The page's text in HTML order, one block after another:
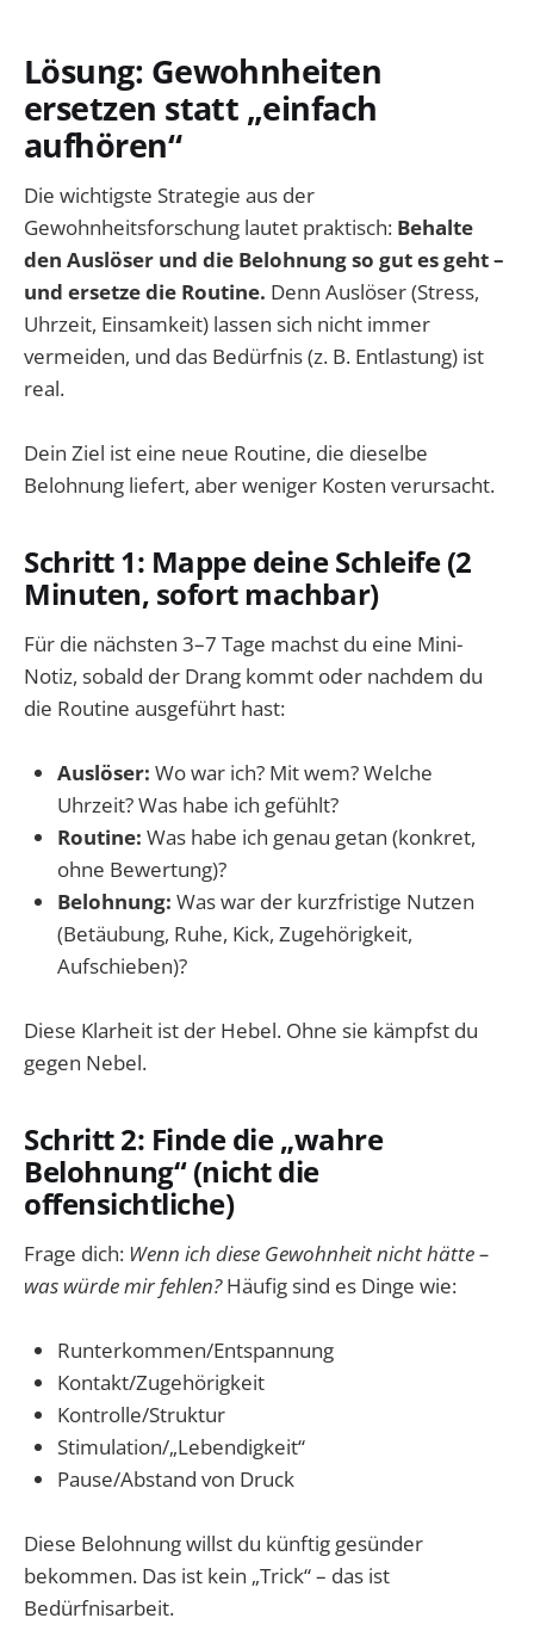
Lösung: Gewohnheiten
ersetzen statt „einfach
aufhören“
Die wichtigste Strategie aus der
Gewohnheitsforschung lautet praktisch: Behalte
den Auslöser und die Belohnung so gut es geht –
und ersetze die Routine. Denn Auslöser (Stress,
Uhrzeit, Einsamkeit) lassen sich nicht immer
vermeiden, und das Bedürfnis (z. B. Entlastung) ist
real.
Dein Ziel ist eine neue Routine, die dieselbe
Belohnung liefert, aber weniger Kosten verursacht.
Schritt 1: Mappe deine Schleife (2
Minuten, sofort machbar)
Für die nächsten 3–7 Tage machst du eine Mini-
Notiz, sobald der Drang kommt oder nachdem du
die Routine ausgeführt hast:
Auslöser: Wo war ich? Mit wem? Welche
Uhrzeit? Was habe ich gefühlt?
Routine: Was habe ich genau getan (konkret,
ohne Bewertung)?
Belohnung: Was war der kurzfristige Nutzen
(Betäubung, Ruhe, Kick, Zugehörigkeit,
Aufschieben)?
Diese Klarheit ist der Hebel. Ohne sie kämpfst du
gegen Nebel.
Schritt 2: Finde die „wahre
Belohnung“ (nicht die
offensichtliche)
Frage dich: Wenn ich diese Gewohnheit nicht hätte –
was würde mir fehlen?Häufig sind es Dinge wie:
Runterkommen/Entspannung
Kontakt/Zugehörigkeit
Kontrolle/Struktur
Stimulation/„Lebendigkeit“
Pause/Abstand von Druck
Diese Belohnung willst du künftig gesünder
bekommen. Das ist kein „Trick“ – das ist
Bedürfnisarbeit.